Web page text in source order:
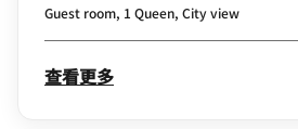
Guest room, 1 Queen, City view
查看更多